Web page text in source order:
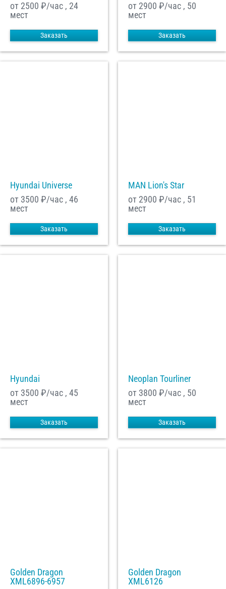
от 2500 ₽/час , 24
мест
Заказать
от 2900 ₽/час , 50
мест
Заказать
Hyundai Universe
от 3500 ₽/час , 46
мест
Заказать
MAN Lion's Star
от 2900 ₽/час , 51
мест
Заказать
Hyundai
от 3500 ₽/час , 45
мест
Заказать
Neoplan Tourliner
от 3800 ₽/час , 50
мест
Заказать
Golden Dragon
XML6896-6957
Golden Dragon
XML6126